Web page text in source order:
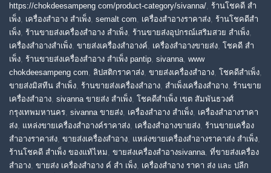
https://chokdeesampeng com/product-category/sivanna/ ร้านโชคดี สํา
เพ็ง เครื่องสำอาง สำเพ็ง semalt com เครื่องสำอางราคาส่ง ร้านโชคดีสำ
เพ็ง ร้านขายส่งเครื่องสําอาง สําเพ็ง ร้านขายส่งอุปกรณ์เสริมสวย สําเพ็ง
เครื่องสำอางสำเพ็ง ขายส่งเครื่องสำอางค์ เครื่องสำอางขายส่ง โชคดี สํา
เพ็ง ร้านขายส่งเครื่องสําอาง สําเพ็ง pantip sivanna www
chokdeesampeng com
ลิปสติกราคาส่ง ขายส่งเครื่องสำอาง โชคดีสำเพ็ง
ขายส่งมิสทีน สําเพ็ง ร้านขายส่งเครื่องสำอาง สําเพ็งเครื่องสําอาง ร้านขาย
เครื่องสำอาง sivanna ขายส่ง สําเพ็ง โชคดีสำเพ็ง เขต สัมพันธวงศ์
กรุงเทพมหานคร sivanna ขายส่ง เครื่องสําอาง สําเพ็ง เครื่องสําอางราคา
ส่ง แหล่งขายเครื่องสําอางค์ราคาส่ง เครื่องสําอางขายส่ง ร้านขายเครื่อง
สําอางราคาส่ง ขายส่งเครื่องสําอาง แหล่งขายเครื่องสําอางราคาส่ง สําเพ็ง
ร้านโชคดี สําเพ็ง ของแท้ไหม ขายส่งเครื่องสําอางsivanna ที่ขายส่งเครื่อง
สําอาง ขายส่ง เครื่องสำอาง ค์ สำ เพ็ง เครื่องสำอาง ราคา ส่ง และ ปลีก